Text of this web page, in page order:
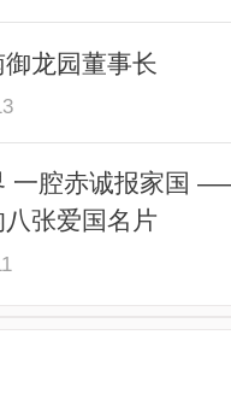
龙园董事长
一腔赤诚报家国
张爱国名片